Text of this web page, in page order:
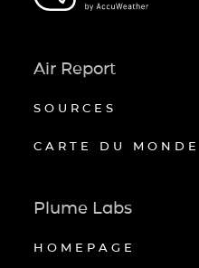
Air Report
SOURCES
CARTE DU MONDE
Plume Labs
HOMEPAGE